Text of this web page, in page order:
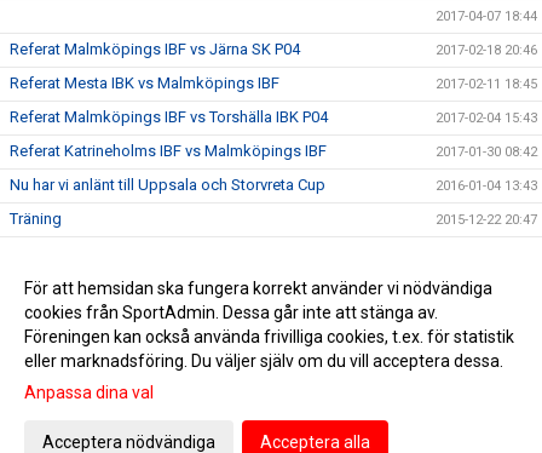
2017-04-07 18:44
Referat Malmköpings IBF vs Järna SK P04 2017-02-18 20:46
Referat Mesta IBK vs Malmköpings IBF 2017-02-11 18:45
Referat Malmköpings IBF vs Torshälla IBK P04 2017-02-04 15:43
Referat Katrineholms IBF vs Malmköpings IBF 2017-01-30 08:42
Nu har vi anlänt till Uppsala och Storvreta Cup 2016-01-04 13:43
Träning 2015-12-22 20:47
Referat Mibf 04/05-Tälje 2015-10-24 20:44
Träning hösten 2015 2015-09-07 20:51
Gå till Webbversion
För att hemsidan ska fungera korrekt använder vi nödvändiga
cookies från SportAdmin. Dessa går inte att stänga av.
Föreningen kan också använda frivilliga cookies, t.ex. för statistik
eller marknadsföring. Du väljer själv om du vill acceptera dessa.
Anpassa dina val
Acceptera nödvändiga Acceptera alla